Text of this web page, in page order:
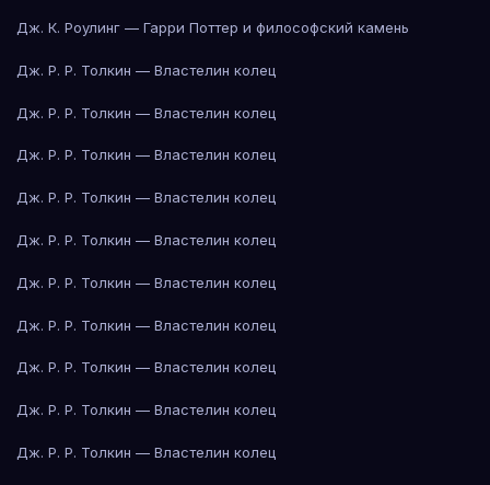
Дж. К. Роулинг — Гарри Поттер и философский камень
Дж. Р. Р. Толкин — Властелин колец
Дж. Р. Р. Толкин — Властелин колец
Дж. Р. Р. Толкин — Властелин колец
Дж. Р. Р. Толкин — Властелин колец
Дж. Р. Р. Толкин — Властелин колец
Дж. Р. Р. Толкин — Властелин колец
Дж. Р. Р. Толкин — Властелин колец
Дж. Р. Р. Толкин — Властелин колец
Дж. Р. Р. Толкин — Властелин колец
Дж. Р. Р. Толкин — Властелин колец